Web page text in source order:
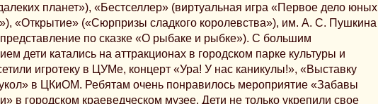
планет»), «Бестселлер» (виртуальная игра «Первое дело юных
«Открытие» («Сюрпризы сладкого королевства»), им. А. С. Пушкина
представление по сказке «О рыбаке и рыбке»). С большим
дети катались на аттракционах в городском парке культуры и
игротеку в ЦУМе, концерт «Ура! У нас каникулы!», «Выставку
в ЦКиОМ. Ребятам очень понравилось мероприятие «Забавы
в городском краеведческом музее. Дети не только укрепили свое